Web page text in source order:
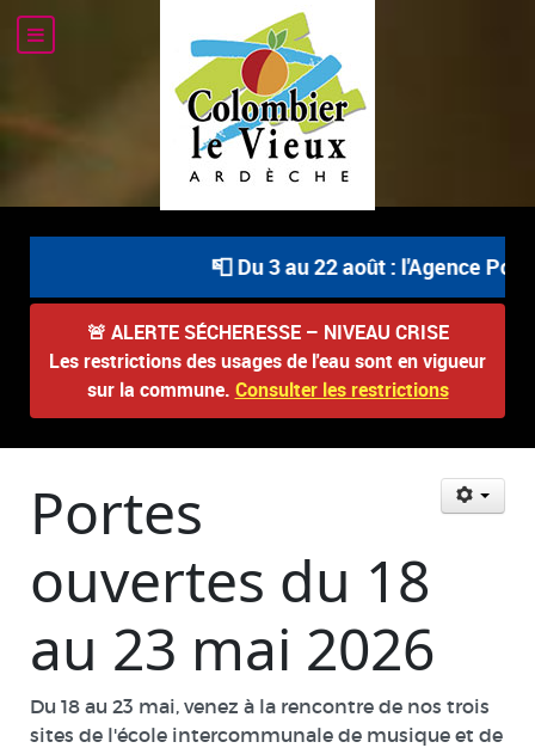
📮 Du 3 au 22 août : l'Agence
🚨 ALERTE SÉCHERESSE – NIVEAU CRISE
Les restrictions des usages de l'eau sont en vigueur
sur la commune. Consulter les restrictions
Portes
ouvertes du 18
au 23 mai 2026
Du 18 au 23 mai, venez à la rencontre de nos trois
sites de l'école intercommunale de musique et de